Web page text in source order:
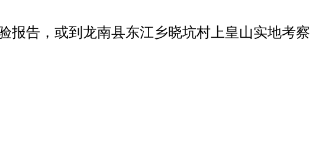
报告，或到龙南县东江乡晓坑村上皇山实地考察